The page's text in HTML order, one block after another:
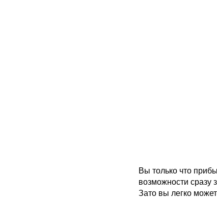
Вы только что
возможности сразу
Зато вы легко